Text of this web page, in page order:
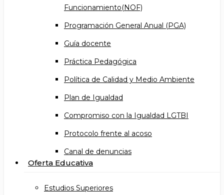
Funcionamiento(NOF)
Programación General Anual (PGA)
Guía docente
Práctica Pedagógica
Política de Calidad y Medio Ambiente
Plan de Igualdad
Compromiso con la Igualdad LGTBI
Protocolo frente al acoso
Canal de denuncias
Oferta Educativa
Estudios Superiores